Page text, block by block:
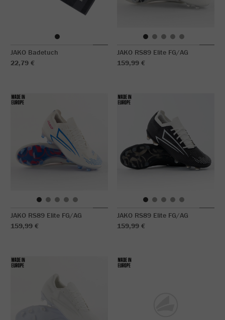
JAKO Badetuch
22,79 €
JAKO RS89 Elite FG/AG
159,99 €
JAKO RS89 Elite FG/AG
159,99 €
JAKO RS89 Elite FG/AG
159,99 €